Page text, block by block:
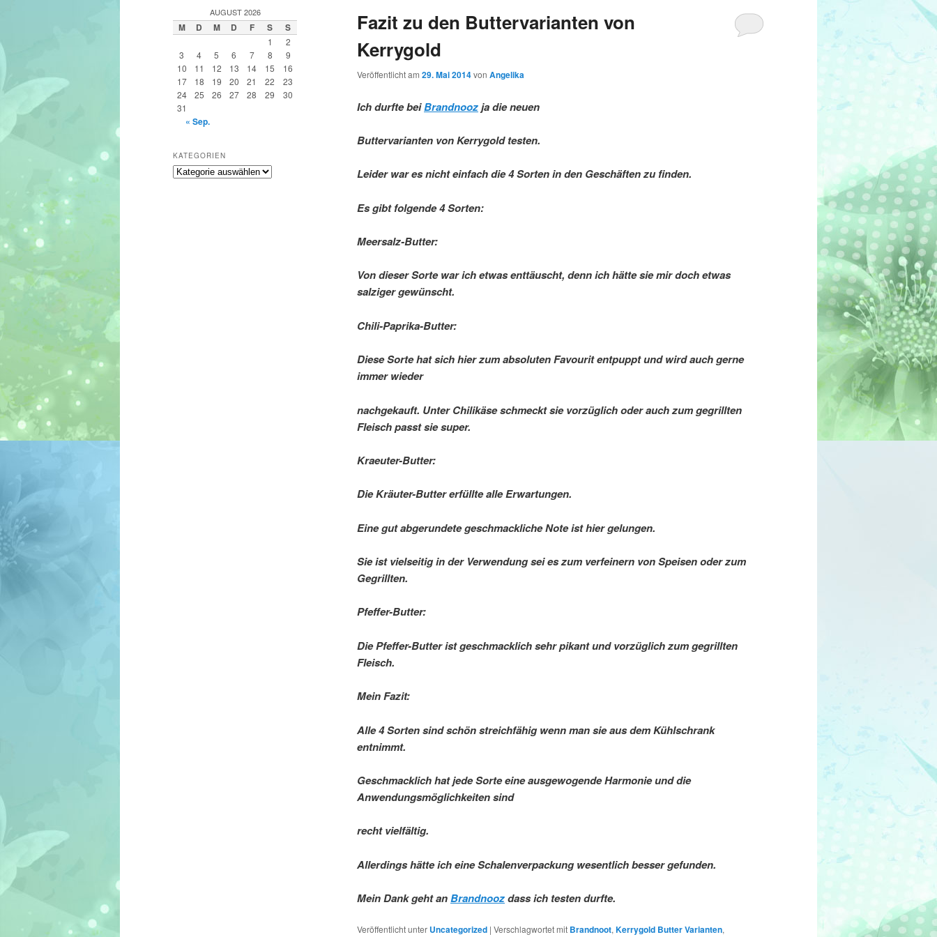
Fazit zu den Buttervarianten von
Kerrygold
Veröffentlicht am 29. Mai 2014von Angelika
Ich durfte beiBrandnoozja die neuen
Buttervarianten von Kerrygold testen.
Leider war es nicht einfach die 4 Sorten in den Geschäften zu finden.
Es gibt folgende 4 Sorten:
Meersalz-Butter:
Von dieser Sorte war ich etwas enttäuscht, denn ich hätte sie mir doch etwas
salziger gewünscht.
Chili-Paprika-Butter:
Diese Sorte hat sich hier zum absoluten Favourit entpuppt und wird auch gerne
immer wieder
nachgekauft. Unter Chilikäse schmeckt sie vorzüglich oder auch zum gegrillten
Fleisch passt sie super.
Kraeuter-Butter:
Die Kräuter-Butter erfüllte alle Erwartungen.
Eine gut abgerundete geschmackliche Note ist hier gelungen.
Sie ist vielseitig in der Verwendung sei es zum verfeinern von Speisen oder zum
Gegrillten.
Pfeffer-Butter:
Die Pfeffer-Butter ist geschmacklich sehr pikant und vorzüglich zum gegrillten
Fleisch.
Mein Fazit:
Alle 4 Sorten sind schön streichfähig wenn man sie aus dem Kühlschrank
entnimmt.
Geschmacklich hat jede Sorte eine ausgewogende Harmonie und die
Anwendungsmöglichkeiten sind
recht vielfältig.
Allerdings hätte ich eine Schalenverpackung wesentlich besser gefunden.
Mein Dank geht anBrandnoozdass ich testen durfte.
Veröffentlicht unter Uncategorized | Verschlagwortet mit Brandnoot,Kerrygold Butter Varianten,
e
n
AUGUST 2026
M D M D F S S
1
2
3
4 5 6 7 8
9
10
11 12 13 14 15
16
17
18 19 20 21 22
23
24
25 26 27 28 29
30
31
« Sep.
KATEGORIEN
Kategorien